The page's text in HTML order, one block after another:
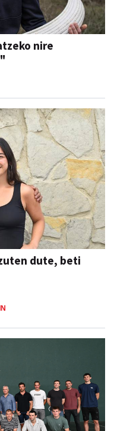
nire
dute, beti